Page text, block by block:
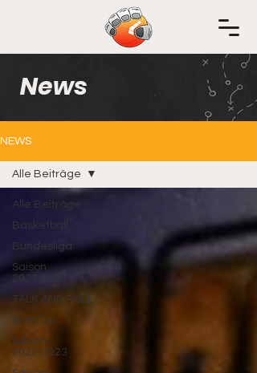
News
NEWS
Alle Beiträge
Basketball
Bundesliga
Saison
2023/2024
TALK AND ROLL
EuroCup
Saison
2022/2023
Alle Beiträge